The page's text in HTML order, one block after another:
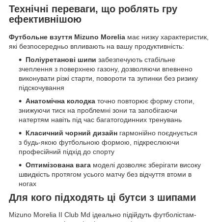
Технічні переваги, що роблять гру
ефективнішою
Футбольне взуття Mizuno Morelia має низку характеристик,
які безпосередньо впливають на вашу продуктивність:
Поліуретанові шипи забезпечують стабільне
зчеплення з поверхнею газону, дозволяючи впевнено
виконувати різкі старти, повороти та зупинки без ризику
підскочування
Анатомічна колодка точно повторює форму стопи,
знижуючи тиск на проблемні зони та запобігаючи
натертям навіть під час багатогодинних тренувань
Класичний чорний дизайн гармонійно поєднується
з будь-якою футбольною формою, підкреслюючи
професійний підхід до спорту
Оптимізована вага моделі дозволяє зберігати високу
швидкість протягом усього матчу без відчуття втоми в
ногах
Для кого підходять ці бутси з шипами
Mizuno Morelia II Club Md ідеально підійдуть футболістам-